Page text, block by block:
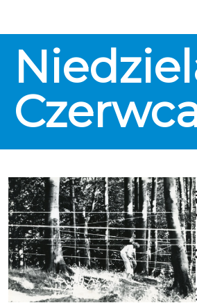
Jak stać
dzieła
samo
sztuce